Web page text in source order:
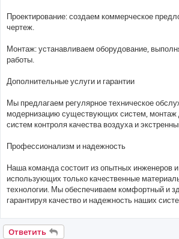
Проектирование: создаем коммерческое
чертеж.
Монтаж: устанавливаем оборудование,
работы.
Дополнительные услуги и гарантии
Мы предлагаем регулярное техническое
модернизацию существующих систем, монтаж
систем контроля качества воздуха и
Профессионализм и надежность
Наша команда состоит из опытных инженеров и
использующих только качественные
технологии. Мы обеспечиваем комфортный и
гарантируя качество и надежность наших
Ответить